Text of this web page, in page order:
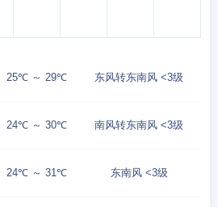
25℃ ～ 29℃ 东风转东南风 <3级
24℃ ～ 30℃ 南风转东南风 <3级
24℃ ～ 31℃ 东南风 <3级